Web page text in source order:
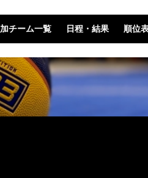
チーム一覧 日程・結果 順位